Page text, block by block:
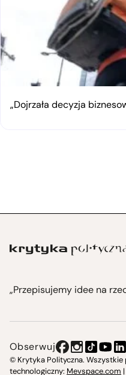
„Dojrzała decyzja
„Przepisujemy idee na
Instytut Krytyki
Obserwuj
© Krytyka Polityczna. Wszystkie
technologiczny: Mevspace.com